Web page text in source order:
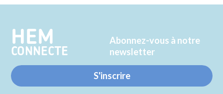
Twitter
Facebook
HEM
CONNECTE
Abonnez-vous à notre
newsletter
S'inscrire